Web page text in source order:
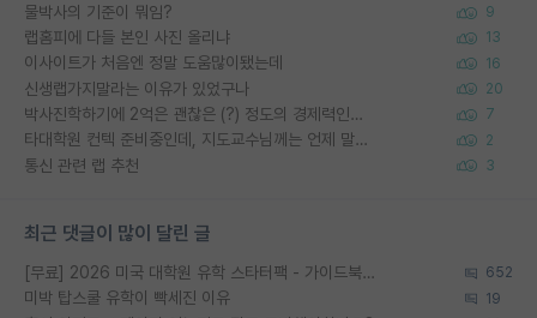
물박사의 기준이 뭐임? 9
랩홈피에 다들 본인 사진 올리냐 13
이사이트가 처음엔 정말 도움많이됐는데 16
신생랩가지말라는 이유가 있었구나 20
박사진학하기에 2억은 괜찮은 (?) 정도의 경제력인가요 7
타대학원 컨텍 준비중인데, 지도교수님께는 언제 말씀드려야 할까요? 2
통신 관련 랩 추천 3
최근 댓글이 많이 달린 글
[무료] 2026 미국 대학원 유학 스타터팩 - 가이드북 & 합격자 컨택메일 템플릿 652
미박 탑스쿨 유학이 빡세진 이유 19